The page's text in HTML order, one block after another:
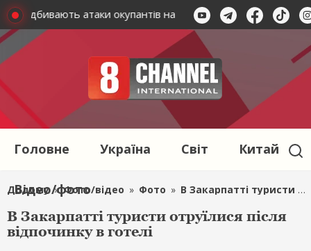
відбивають атаки окупантів на Запорізьку область:
Головне Україна Світ Китай
Відео/фото
Додому » Фото/відео » Фото » В Закарпатті туристи отруїлися після відпочинку в готелі
В Закарпатті туристи отруїлися після
відпочинку в готелі